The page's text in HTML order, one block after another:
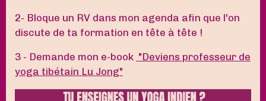
2- Bloque un RV dans mon agenda afin que l'on
discute de ta formation en tête à tête !
3 - Demande mon e-book "Deviens professeur de
yoga tibétain Lu Jong"